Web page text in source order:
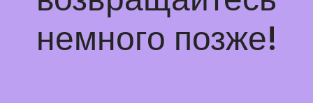
немного позже!